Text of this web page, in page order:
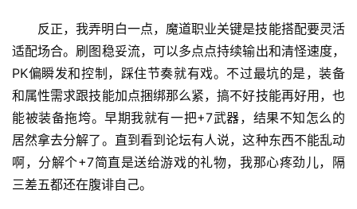
反正，我弄明白一点，魔道职业关键是技能搭配要灵活
适配场合。刷图稳妥流，可以多点点持续输出和清怪速度，
PK偏瞬发和控制，踩住节奏就有戏。不过最坑的是，装备
和属性需求跟技能加点捆绑那么紧，搞不好技能再好用，也
能被装备拖垮。早期我就有一把+7武器，结果不知怎么的
居然拿去分解了。直到看到论坛有人说，这种东西不能乱动
啊，分解个+7简直是送给游戏的礼物，我那心疼劲儿，隔
三差五都还在腹诽自己。